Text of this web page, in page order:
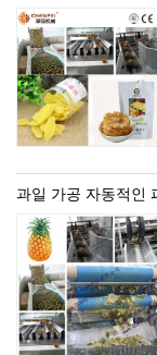
과일 가공 자동적인